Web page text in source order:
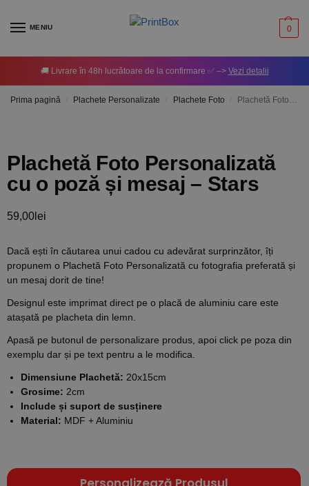
MENIU 0
🚚 Livrare în 48h lucrătoare de la confirmare ✅ –> Vezi detalii
Prima pagină Plachete Personalizate Plachete Foto Plachetă Foto Personalizată cu o poză și mesaj – Stars
Plachetă Foto Personalizată
cu o poză și mesaj – Stars
59,00 lei
Dacă ești în căutarea unui cadou cu adevărat surprinzător, îți
propunem o Plachetă Foto Personalizată cu fotografia preferată și
un mesaj dorit de tine!
Designul este imprimat direct pe o placă de aluminiu care este
atașată pe placheta din lemn.
Apasă pe butonul de personalizare produs, apoi click pe poza din
exemplu dar și pe text pentru a le modifica.
Dimensiune Plachetă: 20x15cm
Grosime: 2cm
Include și suport de susținere
Material: MDF + Aluminiu